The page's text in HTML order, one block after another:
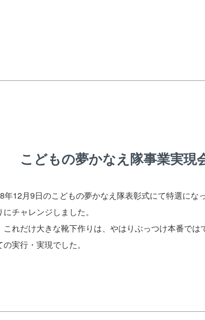
こどもの夢かなえ隊事業実現
年12月9日のこどもの夢かなえ隊表彰式にて特選に
チャレンジしました。
これだけ大きな靴下作りは、やはりぶっつけ本番で
実行・実現でした。